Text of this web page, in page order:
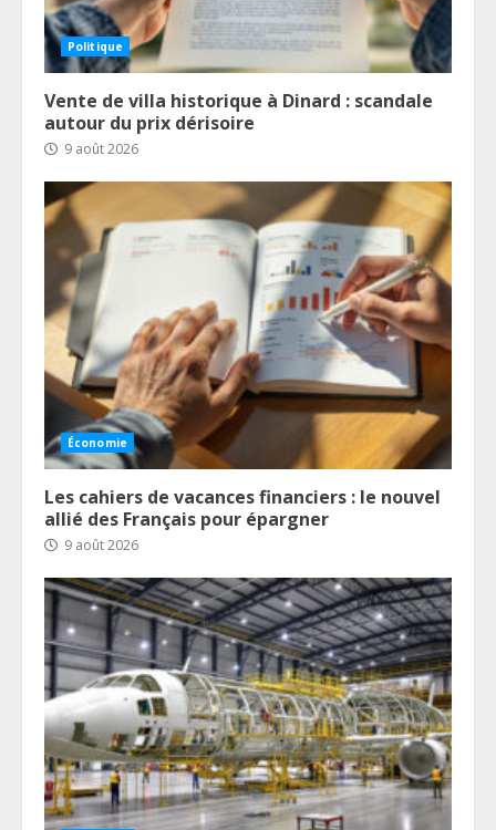
Politique
Vente de villa historique à Dinard : scandale
autour du prix dérisoire
9 août 2026
Économie
Les cahiers de vacances financiers : le nouvel
allié des Français pour épargner
9 août 2026